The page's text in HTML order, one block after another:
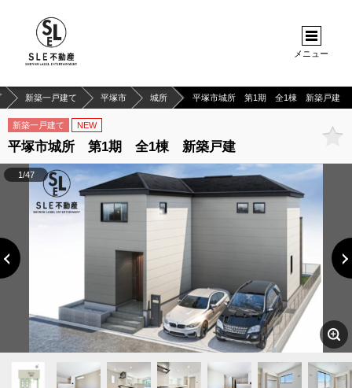
メニュー
新築一戸建て 平塚市 城所 平塚市城所 第1期 全1棟 新築戸建
新築一戸建て NEW
平塚市城所 第1期 全1棟 新築戸建
1/47